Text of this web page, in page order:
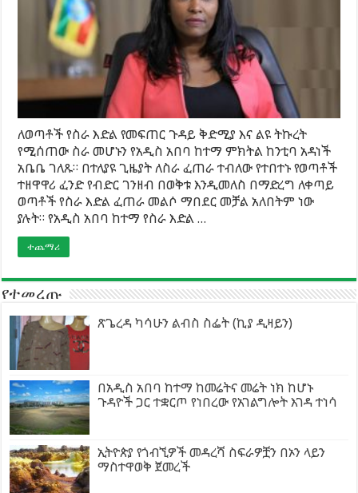
ለወጣቶች የስራ እድል የመፍጠር ጉዳይ ቅድሚያ እና ልዩ ትኩረት
የሚሰጠው ስራ መሆኑን የአዲስ አበባ ከተማ ምክትል ከንቲባ አዳነች
አቤቤ ገለጹ። በተለያዩ ጊዜያት ለስራ ፈጠራ ተብለው የተበተኑ የወጣቶች
ተዘዋዋሪ ፈንድ የብድር ገንዘብ በወቅቱ እንዲመለስ በማድረግ ለቀጣይ
ወጣቶች የስራ እድል ፈጠራ መልሶ ማበደር መቻል አለበትም ነው
ያሉት። የአዲስ አበባ ከተማ የስራ እድል …
ተጨማሪ
የተመረጡ
ጽጌረዳ ካሳሁን ልብስ ስፌት (ኪያ ዲዛይን)
በአዲስ አበባ ከተማ ከመሬትና መሬት ነክ ከሆኑ
ጉዳዮች ጋር ተቋርጦ የነበረው የአገልግሎት እገዳ ተነሳ
ኢትዮጵያ የጎብኚዎች መዳረሻ ስፍራዎቿን በኦን ላይን
ማስተዋወቅ ጀመረች